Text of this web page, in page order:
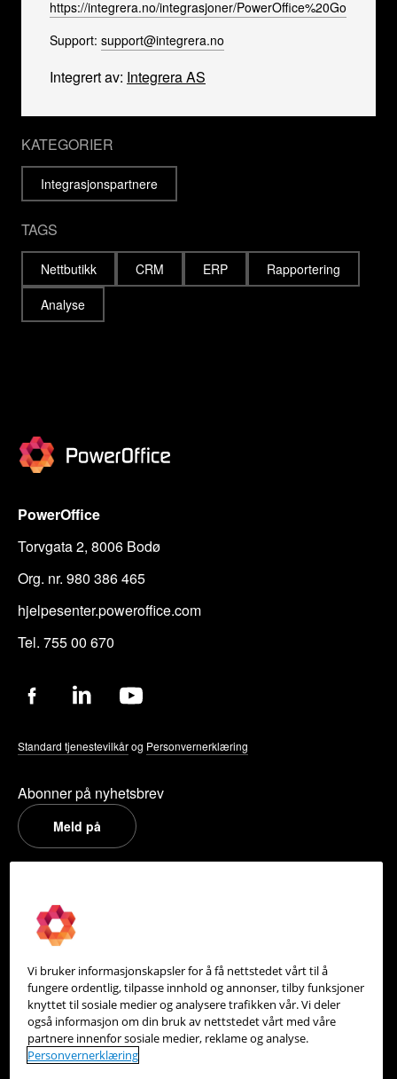
https://integrera.no/integrasjoner/PowerOffice%20Go
Support: support@integrera.no
Integrert av: Integrera AS
KATEGORIER
Integrasjonspartnere
TAGS
Nettbutikk CRM ERP
Rapportering
Analyse
PowerOffice
Torvgata 2, 8006 Bodø
Org. nr. 980 386 465
hjelpesenter.poweroffice.com
Tel. 755 00 670
Standard tjenestevilkårog Personvernerklæring
Abonner på nyhetsbrev
Meld på
Om oss
Partneroversikt
Integrasjoner
Hjelpesenter
Kontakt oss
Vi bruker informasjonskapsler for å få nettstedet vårt til å
fungere ordentlig, tilpasse innhold og annonser, tilby funksjoner
knyttet til sosiale medier og analysere trafikken vår. Vi deler
også informasjon om din bruk av nettstedet vårt med våre
partnere innenfor sosiale medier, reklame og analyse.
Personvernerklæring